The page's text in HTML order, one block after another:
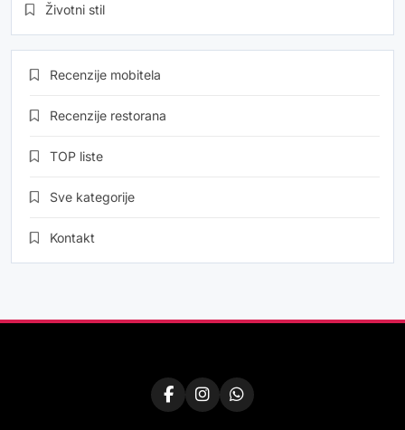
Životni stil
Recenzije mobitela
Recenzije restorana
TOP liste
Sve kategorije
Kontakt